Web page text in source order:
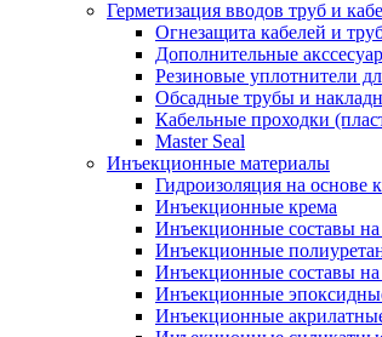
Герметизация вводов труб и
Огнезащита кабелей и
Дополнительные
Резиновые уплотнители
Обсадные трубы и
Кабельные проходки
Master Seal
Инъекционные материалы
Гидроизоляция на основе
Инъекционные крема
Инъекционные составы на
Инъекционные
Инъекционные составы
Инъекционные
Инъекционные